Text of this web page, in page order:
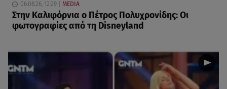
06.08.26, 12:29 MEDIA
Στην Καλιφόρνια ο Πέτρος Πολυχρονίδης: Οι
φωτογραφίες από τη Disneyland